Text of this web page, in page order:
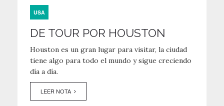
USA
DE TOUR POR HOUSTON
Houston es un gran lugar para visitar, la ciudad
tiene algo para todo el mundo y sigue creciendo
día a día.
LEER NOTA